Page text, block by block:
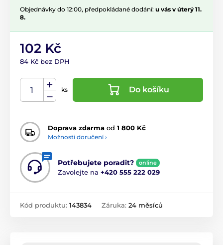
Objednávky do 12:00, předpokládané dodání: u vás v úterý 11.
8.
102 Kč
84 Kč bez DPH
ks Do košíku
Doprava zdarma od 1 800 Kč
Možnosti doručení ›
Potřebujete poradit? online
Zavolejte na +420 555 222 029
Kód produktu: 143834 Záruka: 24 měsíců